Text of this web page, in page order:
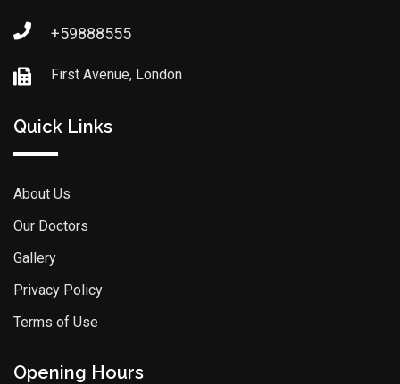
+59888555
First Avenue, London
Quick Links
About Us
Our Doctors
Gallery
Privacy Policy
Terms of Use
Opening Hours